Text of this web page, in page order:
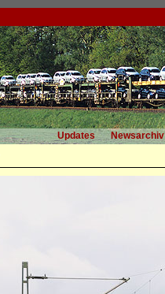
Updates Newsarchiv